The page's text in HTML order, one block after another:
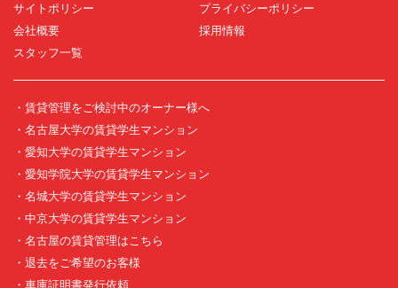
サイトポリシー
プライバシーポリシー
会社概要
採用情報
スタッフ一覧
・賃貸管理をご検討中のオーナー様へ
・名古屋大学の賃貸学生マンション
・愛知大学の賃貸学生マンション
・愛知学院大学の賃貸学生マンション
・名城大学の賃貸学生マンション
・中京大学の賃貸学生マンション
・名古屋の賃貸管理はこちら
・退去をご希望のお客様
・車庫証明書発行依頼